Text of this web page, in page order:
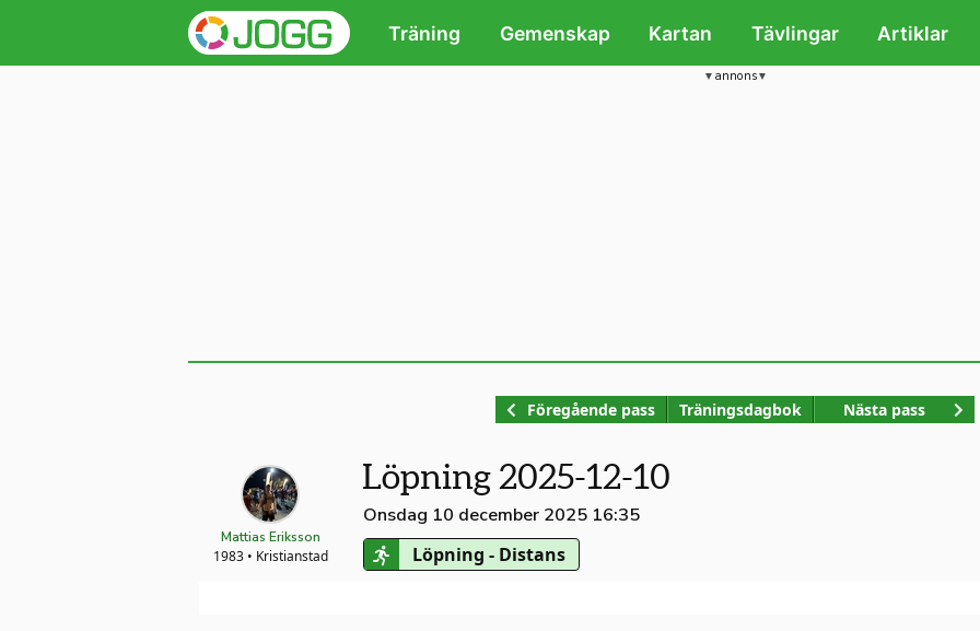
Träning Gemenskap Kartan Tävlingar Artiklar
annons
Föregående pass Träningsdagbok Nästa pass
Mattias Eriksson
1983 • Kristianstad
Löpning 2025-12-10
Onsdag 10 december 2025 16:35
Löpning - Distans